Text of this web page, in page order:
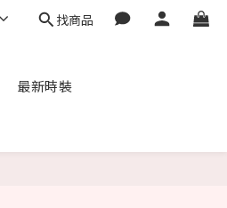
找商品
最新時裝